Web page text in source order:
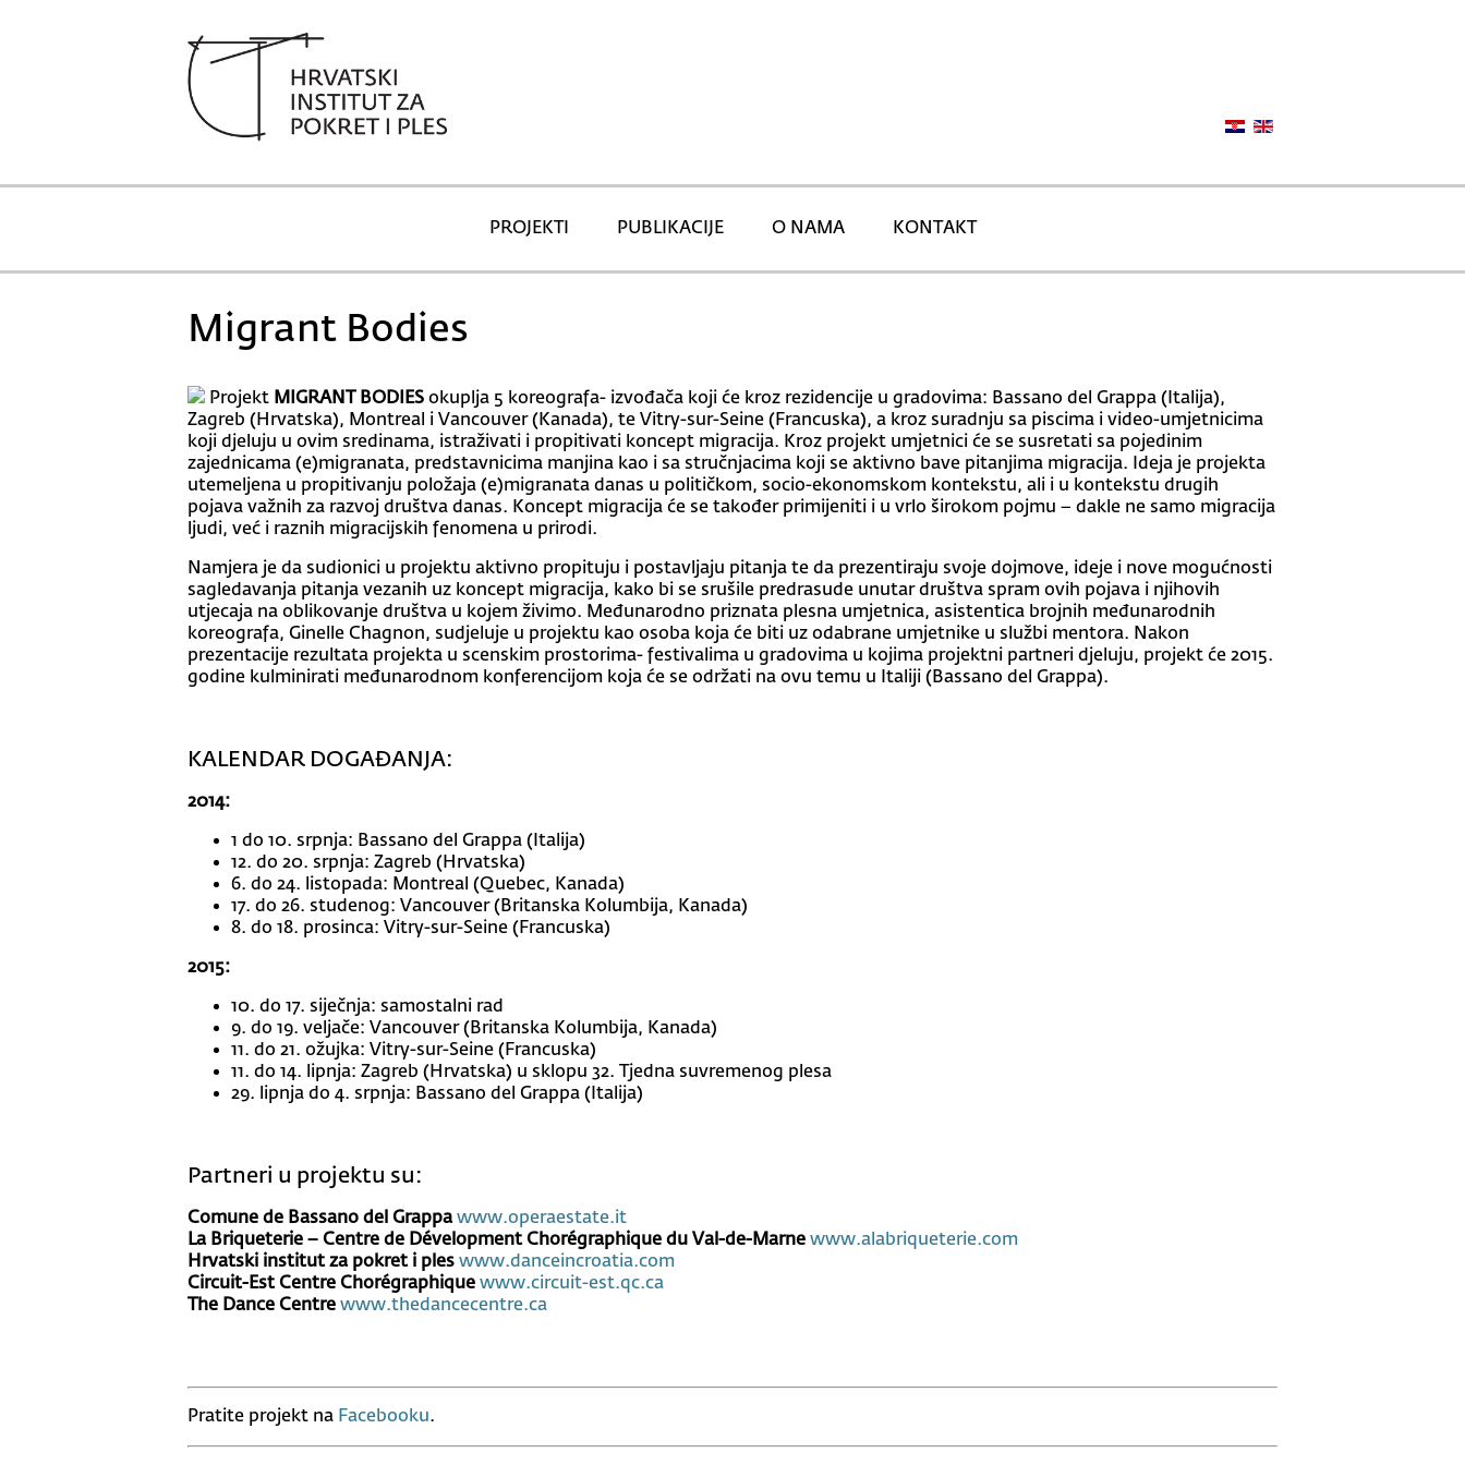
PROJEKTI PUBLIKACIJE O NAMA KONTAKT
Migrant Bodies
Projekt MIGRANT BODIES okuplja 5 koreografa- izvođača koji će kroz rezidencije u gradovima: Bassano del Grappa (Italija),
Zagreb (Hrvatska), Montreal i Vancouver (Kanada), te Vitry-sur-Seine (Francuska), a kroz suradnju sa piscima i video-umjetnicima
koji djeluju u ovim sredinama, istraživati i propitivati koncept migracija. Kroz projekt umjetnici će se susretati sa pojedinim
zajednicama (e)migranata, predstavnicima manjina kao i sa stručnjacima koji se aktivno bave pitanjima migracija. Ideja je projekta
utemeljena u propitivanju položaja (e)migranata danas u političkom, socio-ekonomskom kontekstu, ali i u kontekstu drugih
pojava važnih za razvoj društva danas. Koncept migracija će se također primijeniti i u vrlo širokom pojmu – dakle ne samo migracija
ljudi, već i raznih migracijskih fenomena u prirodi.
Namjera je da sudionici u projektu aktivno propituju i postavljaju pitanja te da prezentiraju svoje dojmove, ideje i nove mogućnosti
sagledavanja pitanja vezanih uz koncept migracija, kako bi se srušile predrasude unutar društva spram ovih pojava i njihovih
utjecaja na oblikovanje društva u kojem živimo. Međunarodno priznata plesna umjetnica, asistentica brojnih međunarodnih
koreografa, Ginelle Chagnon, sudjeluje u projektu kao osoba koja će biti uz odabrane umjetnike u službi mentora. Nakon
prezentacije rezultata projekta u scenskim prostorima- festivalima u gradovima u kojima projektni partneri djeluju, projekt će 2015.
godine kulminirati međunarodnom konferencijom koja će se održati na ovu temu u Italiji (Bassano del Grappa).
KALENDAR DOGAĐANJA:
2014:
1 do 10. srpnja: Bassano del Grappa (Italija)
12. do 20. srpnja: Zagreb (Hrvatska)
6. do 24. listopada: Montreal (Quebec, Kanada)
17. do 26. studenog: Vancouver (Britanska Kolumbija, Kanada)
8. do 18. prosinca: Vitry-sur-Seine (Francuska)
2015:
10. do 17. siječnja: samostalni rad
9. do 19. veljače: Vancouver (Britanska Kolumbija, Kanada)
11. do 21. ožujka: Vitry-sur-Seine (Francuska)
11. do 14. lipnja: Zagreb (Hrvatska) u sklopu 32. Tjedna suvremenog plesa
29. lipnja do 4. srpnja: Bassano del Grappa (Italija)
Partneri u projektu su:
Comune de Bassano del Grappa www.operaestate.it
La Briqueterie – Centre de Dévelopment Chorégraphique du Val-de-Marne www.alabriqueterie.com
Hrvatski institut za pokret i ples www.danceincroatia.com
Circuit-Est Centre Chorégraphique www.circuit-est.qc.ca
The Dance Centre www.thedancecentre.ca
Pratite projekt na Facebooku.